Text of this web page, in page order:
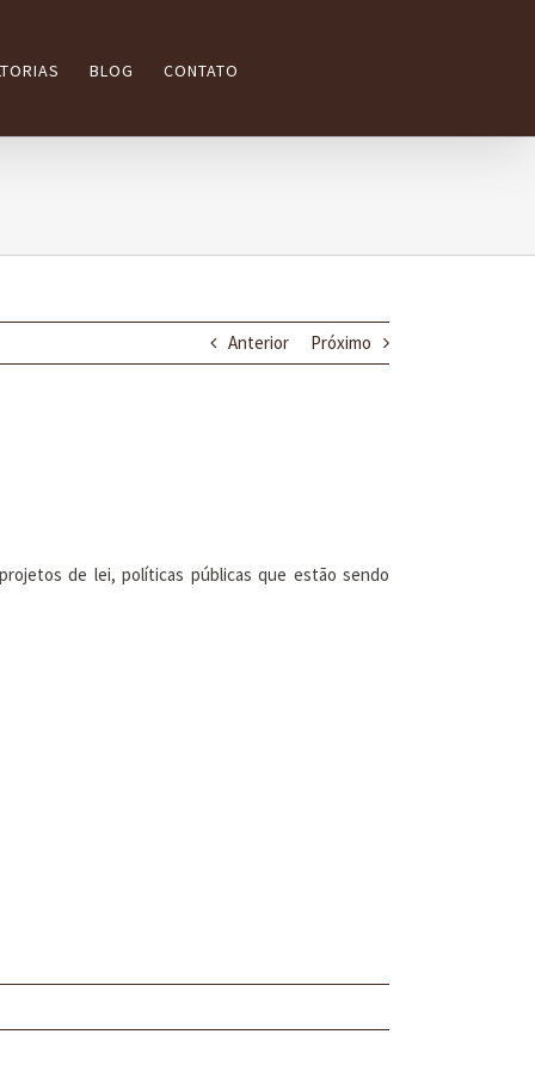
BLOG CONTATO
Anterior Próximo
de lei, políticas públicas que estão sendo